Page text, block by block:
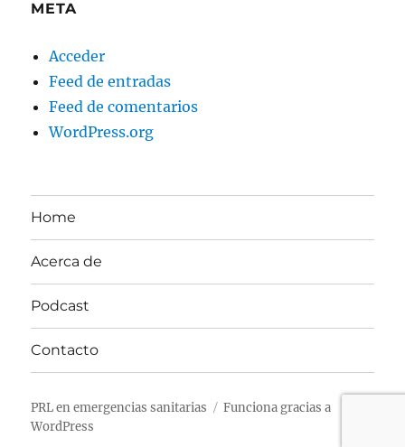
META
Acceder
Feed de entradas
Feed de comentarios
WordPress.org
Home
Acerca de
Podcast
Contacto
PRL en emergencias sanitarias
Funciona gracias a
WordPress